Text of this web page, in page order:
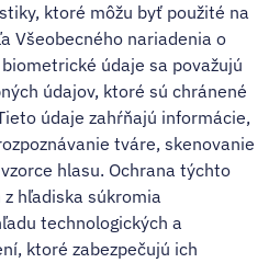
ktoré môžu byť použité na
Všeobecného nariadenia o
údaje sa považujú
údajov, ktoré sú chránené
údaje zahŕňajú informácie,
tváre, skenovanie
hlasu. Ochrana týchto
hľadiska súkromia
technologických a
ktoré zabezpečujú ich